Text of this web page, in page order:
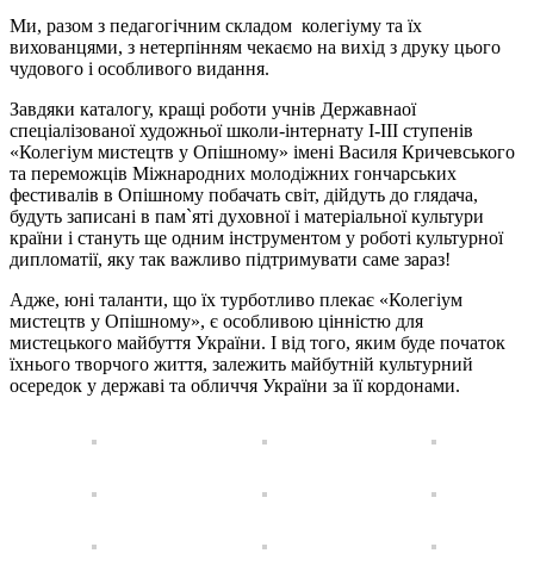
Ми, разом з педагогічним складом колегіуму та їх
вихованцями, з нетерпінням чекаємо на вихід з друку цього
чудового і особливого видання.
Завдяки каталогу, кращі роботи учнів Державнаої
спеціалізованої художньої школи-інтернату І-ІІІ ступенів
«Колегіум мистецтв у Опішному» імені Василя Кричевського
та переможців Міжнародних молодіжних гончарських
фестивалів в Опішному побачать світ, дійдуть до глядача,
будуть записані в пам`яті духовної і матеріальної культури
країни і стануть ще одним інструментом у роботі культурної
дипломатії, яку так важливо підтримувати саме зараз!
Адже, юні таланти, що їх турботливо плекає «Колегіум
мистецтв у Опішному», є особливою цінністю для
мистецького майбуття України. І від того, яким буде початок
їхнього творчого життя, залежить майбутній культурний
осередок у державі та обличчя України за її кордонами.